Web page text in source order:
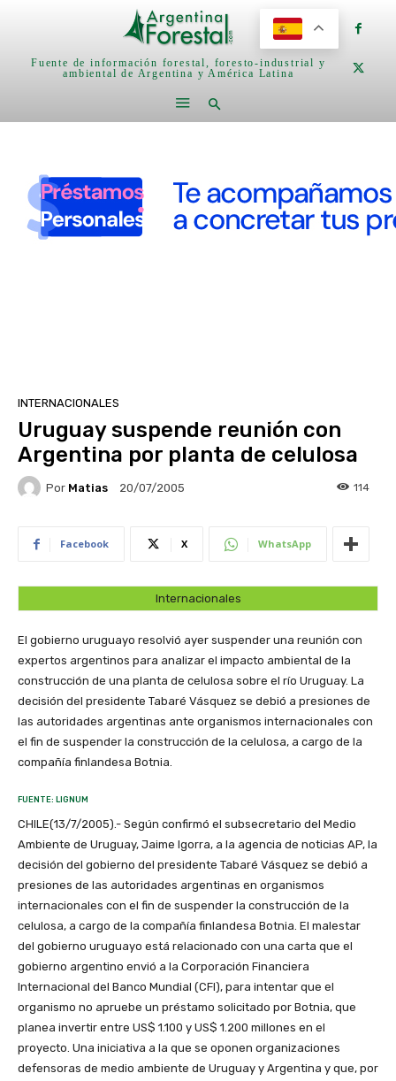
Fuente de información forestal, foresto-industrial y
ambiental de Argentina y América Latina
INTERNACIONALES
Uruguay suspende reunión con
Argentina por planta de celulosa
Por Matias 20/07/2005 114
Facebook X WhatsApp
Internacionales
El gobierno uruguayo resolvió ayer suspender una reunión con
expertos argentinos para analizar el impacto ambiental de la
construcción de una planta de celulosa sobre el río Uruguay. La
decisión del presidente Tabaré Vásquez se debió a presiones de
las autoridades argentinas ante organismos internacionales con
el fin de suspender la construcción de la celulosa, a cargo de la
compañía finlandesa Botnia.
FUENTE: LIGNUM
CHILE(13/7/2005).- Según confirmó el subsecretario del Medio
Ambiente de Uruguay, Jaime Igorra, a la agencia de noticias AP, la
decisión del gobierno del presidente Tabaré Vásquez se debió a
presiones de las autoridades argentinas en organismos
internacionales con el fin de suspender la construcción de la
celulosa, a cargo de la compañía finlandesa Botnia. El malestar
del gobierno uruguayo está relacionado con una carta que el
gobierno argentino envió a la Corporación Financiera
Internacional del Banco Mundial (CFI), para intentar que el
organismo no apruebe un préstamo solicitado por Botnia, que
planea invertir entre US$ 1.100 y US$ 1.200 millones en el
proyecto. Una iniciativa a la que se oponen organizaciones
defensoras de medio ambiente de Uruguay y Argentina y que, por